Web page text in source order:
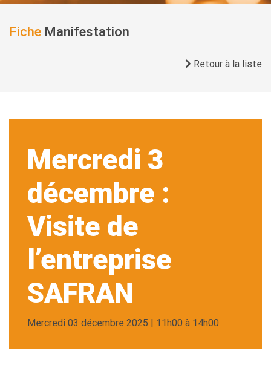
Fiche Manifestation
Retour à la liste
Mercredi 3
décembre :
Visite de
l’entreprise
SAFRAN
mercredi 03 décembre 2025 | 11h00 à 14h00